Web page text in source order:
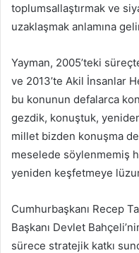
toplumsallaştırmak ve
uzaklaşmak anlamına
Yayman, 2005’teki
ve 2013’te Akil İnsanlar
bu konunun defalarca
gezdik, konuştuk,
millet bizden konuşma
meselede söylenmemiş
yeniden keşfetmeye
Cumhurbaşkanı Recep
Başkanı Devlet
sürece stratejik katkı